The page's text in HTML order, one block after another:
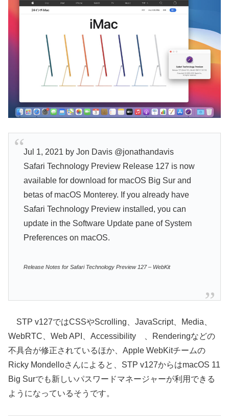
Jul 1, 2021 by Jon Davis @jonathandavis
Safari Technology Preview Release 127 is now
available for download for macOS Big Sur and
betas of macOS Monterey. If you already have
Safari Technology Preview installed, you can
update in the Software Update pane of System
Preferences on macOS.
Release Notes for Safari Technology Preview 127 – WebKit
STP v127ではCSSやScrolling、JavaScript、Media、
WebRTC、Web API、Accessibility 、Renderingなどの
不具合が修正されているほか、Apple WebKitチームの
Ricky Mondelloさんによると、STP v127からはmacOS 11
Big Surでも新しいパスワードマネージャーが利用できる
ようになっているそうです。